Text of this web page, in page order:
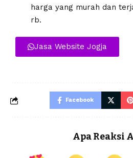
harga yang murah dan
rb.
Jasa Website Jogja
Facebook
Apa Reaksi